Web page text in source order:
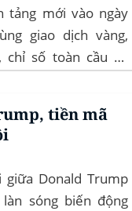
tảng mới vào ngày
giao dịch vàng,
chỉ số toàn cầu và
giao dịch tiền mã
tiền mã
giữa Donald Trump
sóng biến động